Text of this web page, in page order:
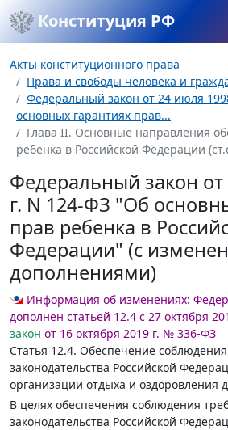
Конституция РФ
Акты конституционного права
Права и свободы человека и
Федеральный закон от 24 июля
основных гарантиях прав...
Глава II. Основные направления
ребенка в Российской Федерации
Федеральный закон
г. N 124-ФЗ "Об
прав ребенка в
Федерации" (с
дополнениями)
Информация об изменениях:
дополнен статьей 12.4 с 27 октября
закон от 16 октября 2019 г. № 336-ФЗ
Статья 12.4. Обеспечение
законодательства Российской
организации отдыха и оздоровления
В целях обеспечения соблюдения
законодательства Российской